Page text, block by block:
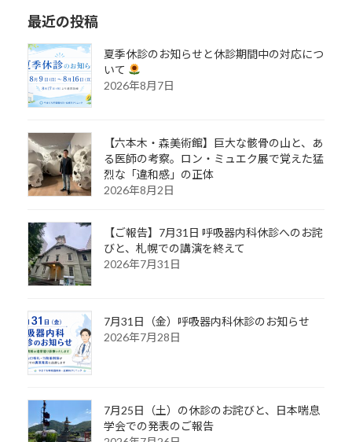
最近の投稿
夏季休診のお知らせと休診期間中の対応につ
いて
2026年8月7日
【六本木・森美術館】巨大な骸骨の山と、あ
る医師の考察。ロン・ミュエク展で覚えた猛
烈な「違和感」の正体
2026年8月2日
【ご報告】7月31日 呼吸器内科休診へのお詫
びと、札幌での講演を終えて
2026年7月31日
7月31日（金）呼吸器内科休診のお知らせ
2026年7月28日
7月25日（土）の休診のお詫びと、日本喘息
学会での発表のご報告